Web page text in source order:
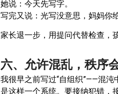
她说：今天先写字。
写完又说：光写没意思，妈妈你
家长退一步，用提问代替检查，
六、允许混乱，秩序
我很早之前写过“自组织”——混
是这样一个系统。要接纳犯错，